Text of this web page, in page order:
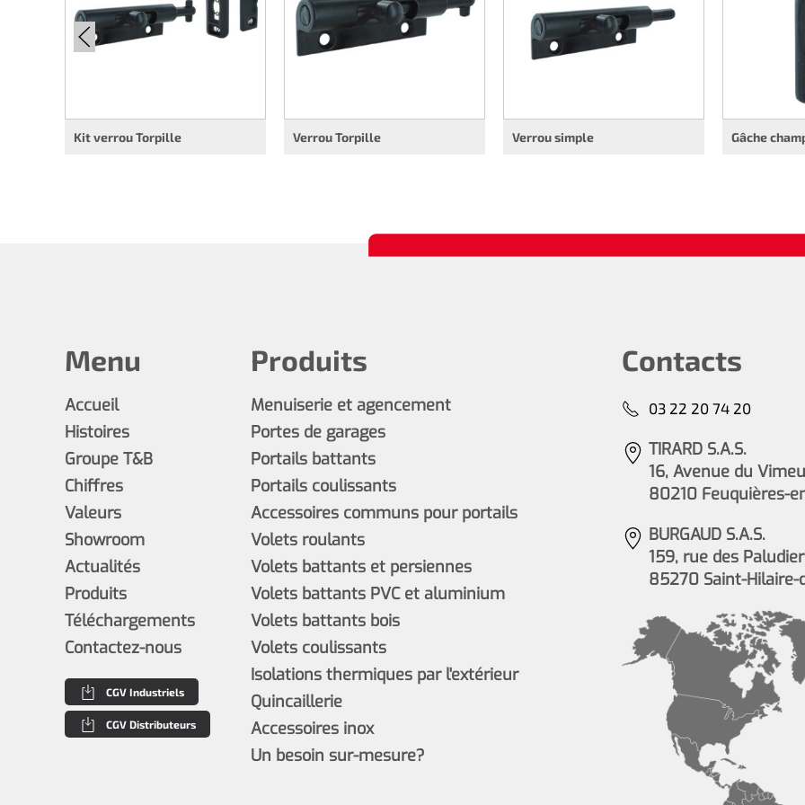
Kit verrou Torpille Verrou Torpille Verrou simple Gâche
Produits
Menuiserie et agencement
Portes de garages
Portails battants
Portails coulissants
Accessoires communs pour portails
Volets roulants
Volets battants et persiennes
Volets battants PVC et aluminium
Volets battants bois
Volets coulissants
Isolations thermiques par l'extérieur
Quincaillerie
Accessoires inox
Un besoin sur-mesure?
Menu
Accueil
Histoires
Groupe T&B
Chiffres
Valeurs
Showroom
Actualités
Produits
Téléchargements
Contactez-nous
CGV Industriels
CGV Distributeurs
Contacts
03 22 20 74 20
TIRARD S.A.S.
16, Avenue du
80210 Feuquières-
BURGAUD S.A.S.
159, rue des
85270 Saint-Hilaire-